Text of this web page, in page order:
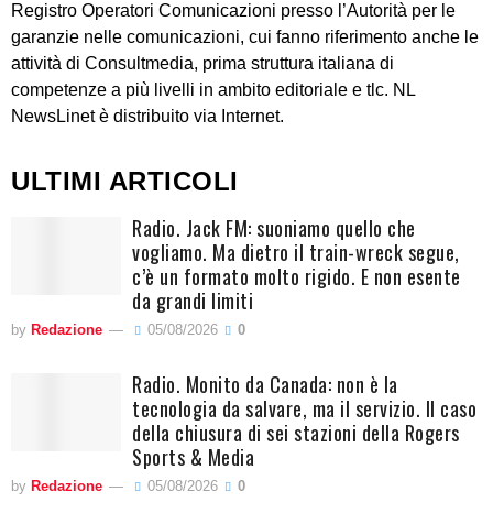
Registro Operatori Comunicazioni presso l’Autorità per le
garanzie nelle comunicazioni, cui fanno riferimento anche le
attività di Consultmedia, prima struttura italiana di
competenze a più livelli in ambito editoriale e tlc. NL
NewsLinet è distribuito via Internet.
ULTIMI ARTICOLI
Radio. Jack FM: suoniamo quello che
vogliamo. Ma dietro il train-wreck segue,
c’è un formato molto rigido. E non esente
da grandi limiti
by Redazione 05/08/2026 0
Radio. Monito da Canada: non è la
tecnologia da salvare, ma il servizio. Il caso
della chiusura di sei stazioni della Rogers
Sports & Media
by Redazione 05/08/2026 0